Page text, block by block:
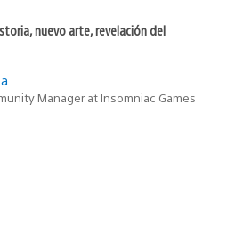
nuevo arte, revelación del
Manager at Insomniac Games